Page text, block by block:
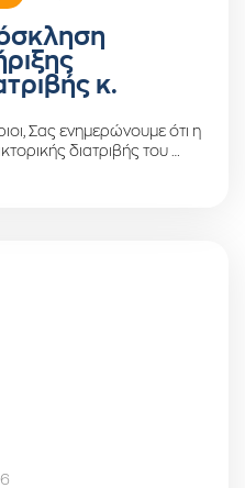
κ.
Σας ενημερώνουμε ότι η
διατριβής του …